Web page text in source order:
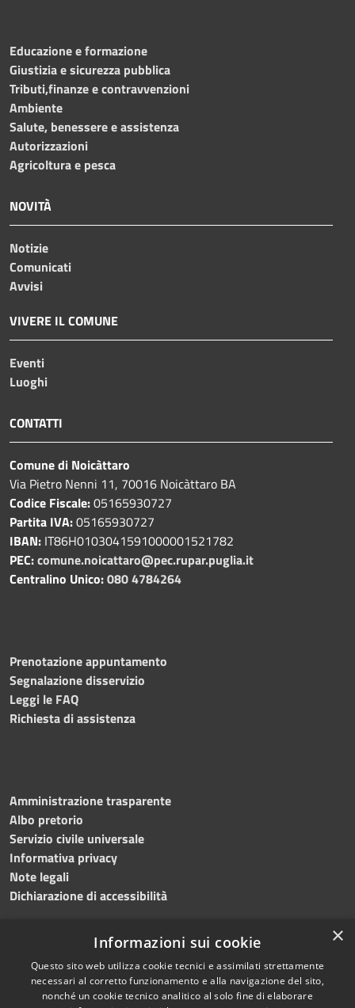
Educazione e formazione
Giustizia e sicurezza pubblica
Tributi,finanze e contravvenzioni
Ambiente
Salute, benessere e assistenza
Autorizzazioni
Agricoltura e pesca
NOVITÀ
Notizie
Comunicati
Avvisi
VIVERE IL COMUNE
Eventi
Luoghi
CONTATTI
Comune di Noicàttaro
Via Pietro Nenni 11, 70016 Noicàttaro BA
Codice Fiscale:05165930727
Partita IVA:05165930727
IBAN: IT86H0103041591000001521782
PEC:comune.noicattaro@pec.rupar.puglia.it
Centralino Unico:080 4784264
Prenotazione appuntamento
Segnalazione disservizio
Leggi le FAQ
Richiesta di assistenza
Amministrazione trasparente
Albo pretorio
Servizio civile universale
Informativa privacy
Note legali
Dichiarazione di accessibilità
RSS
Accessibilità
Copyright © 2023 •
Comune di Noicàttaro
×
Informazioni sui cookie
Questo sito web utilizza cookie tecnici e assimilati strettamente
necessari al corretto funzionamento e alla navigazione del sito,
nonché un cookie tecnico analitico al solo fine di elaborare